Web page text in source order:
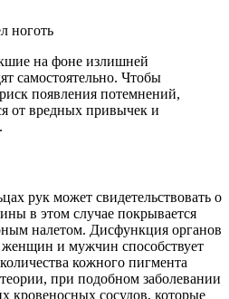
на фоне излишней
самостоятельно. Чтобы
появления потемнений,
от вредных привычек и
рук может свидетельствовать о
в этом случае покрывается
налетом. Дисфункция органов
и мужчин способствует
кожного пигмента
при подобном заболевании
кровеносных сосудов, которые